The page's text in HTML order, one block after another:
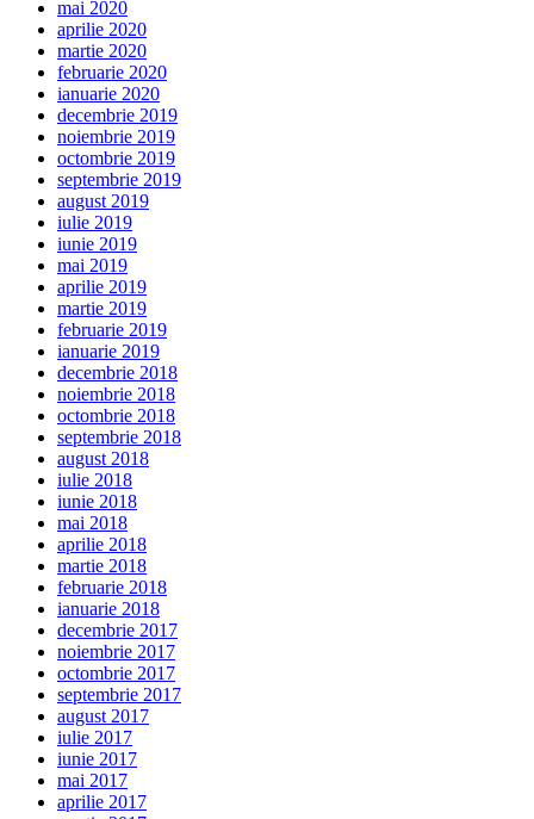
mai 2020
aprilie 2020
martie 2020
februarie 2020
ianuarie 2020
decembrie 2019
noiembrie 2019
octombrie 2019
septembrie 2019
august 2019
iulie 2019
iunie 2019
mai 2019
aprilie 2019
martie 2019
februarie 2019
ianuarie 2019
decembrie 2018
noiembrie 2018
octombrie 2018
septembrie 2018
august 2018
iulie 2018
iunie 2018
mai 2018
aprilie 2018
martie 2018
februarie 2018
ianuarie 2018
decembrie 2017
noiembrie 2017
octombrie 2017
septembrie 2017
august 2017
iulie 2017
iunie 2017
mai 2017
aprilie 2017